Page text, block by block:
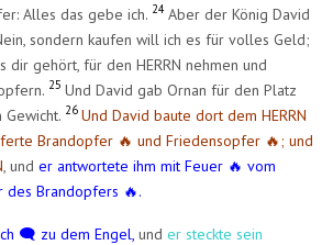
Alles das gebe ich. 24 Aber der König David
sondern kaufen will ich es für volles Geld;
dir gehört, für den HERRN nehmen und
25 Und David gab Ornan für den Platz
26 Und David baute dort dem HERRN
Brandopfer 🔥 und Friedensopfer 🔥; und
, under antwortete ihm mit Feuer 🔥 vom
des Brandopfers 🔥.
🗨️ zu dem Engel, under steckte sein